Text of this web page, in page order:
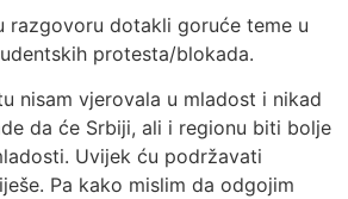
razgovoru dotakli goruće teme u
protesta/blokada.
nisam vjerovala u mladost i nikad
da će Srbiji, ali i regionu biti bolje
Uvijek ću podržavati
Pa kako mislim da odgojim